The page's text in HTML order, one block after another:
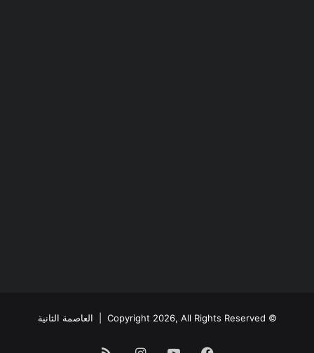
© Copyright 2026, All Rights Reserved | العاصمة الثانية